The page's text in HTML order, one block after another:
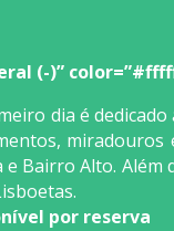
(-)”
dia é dedicado
Bairro Alto. Além
por reserva